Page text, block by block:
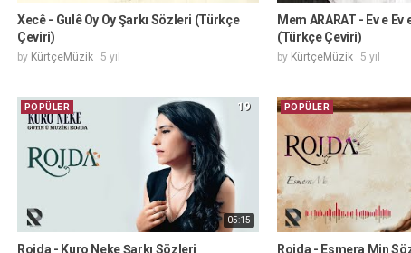
Xecê - Gulê Oy Oy Şarkı Sözleri (Türkçe
Çeviri)
by KürtçeMüzik 5 yıl
Mem ARARAT - Ev e Ev
(Türkçe Çeviri)
by KürtçeMüzik 5 yıl
05:15
19
POPÜLER
Rojda - Kuro Neke Şarkı Sözleri
POPÜLER
Rojda - Esmera Min